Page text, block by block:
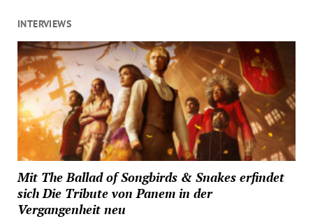
INTERVIEWS
Mit The Ballad of Songbirds & Snakes erfindet
sich Die Tribute von Panem in der
Vergangenheit neu